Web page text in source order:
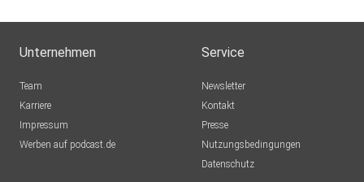
Unternehmen
Team
Karriere
Impressum
Werben auf podcast.de
Service
Newsletter
Kontakt
Presse
Nutzungsbedingungen
Datenschutz